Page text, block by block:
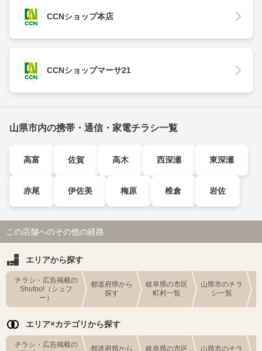
CCNショップ本店
CCNショップマーサ21
山県市内の携帯・通信・家電チラシ一覧
高富 佐賀 高木 西深瀬 東深瀬
赤尾 伊佐美 梅原 椎倉 岩佐
この店舗へのその他の経路
エリアから探す
チラシ・広告掲載の
Shufoo!（シュフ
ー）
都道府県から
探す
岐阜県の市区
町村一覧
山県市のチラ
シ一覧
エリア×カテゴリから探す
チラシ・広告掲載の
都道府県から
岐阜県の市区
山県市のチラ